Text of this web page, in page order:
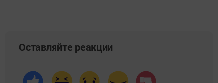
Оставляйте реакции